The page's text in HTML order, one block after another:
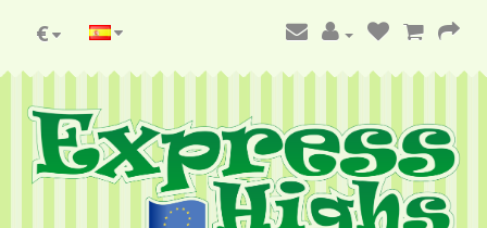
€